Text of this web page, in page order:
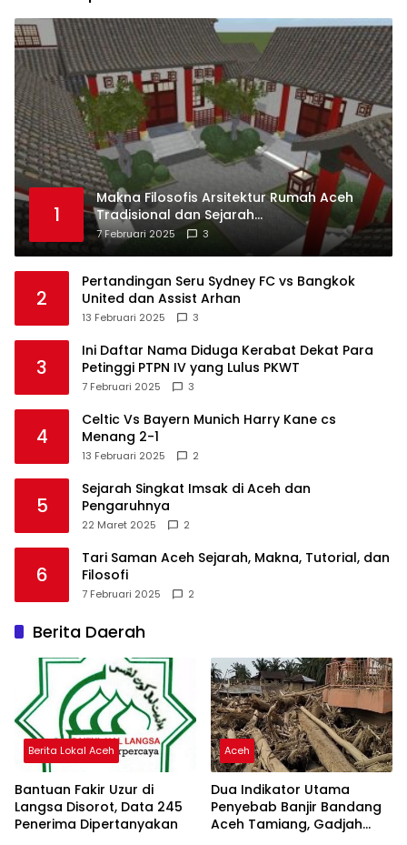
1
Makna Filosofis Arsitektur Rumah Aceh
Tradisional dan Sejarah
Perkembangannya
7 Februari 2025 3
2
Pertandingan Seru Sydney FC vs Bangkok
United dan Assist Arhan
13 Februari 2025 3
3
Ini Daftar Nama Diduga Kerabat Dekat Para
Petinggi PTPN IV yang Lulus PKWT
7 Februari 2025 3
4
Celtic Vs Bayern Munich Harry Kane cs
Menang 2-1
13 Februari 2025 2
5
Sejarah Singkat Imsak di Aceh dan
Pengaruhnya
22 Maret 2025 2
6
Tari Saman Aceh Sejarah, Makna, Tutorial, dan
Filosofi
7 Februari 2025 2
Berita Daerah
Berita Lokal Aceh
Bantuan Fakir Uzur di
Langsa Disorot, Data 245
Penerima Dipertanyakan
Aceh
Dua Indikator Utama
Penyebab Banjir Bandang
Aceh Tamiang, Gadjah